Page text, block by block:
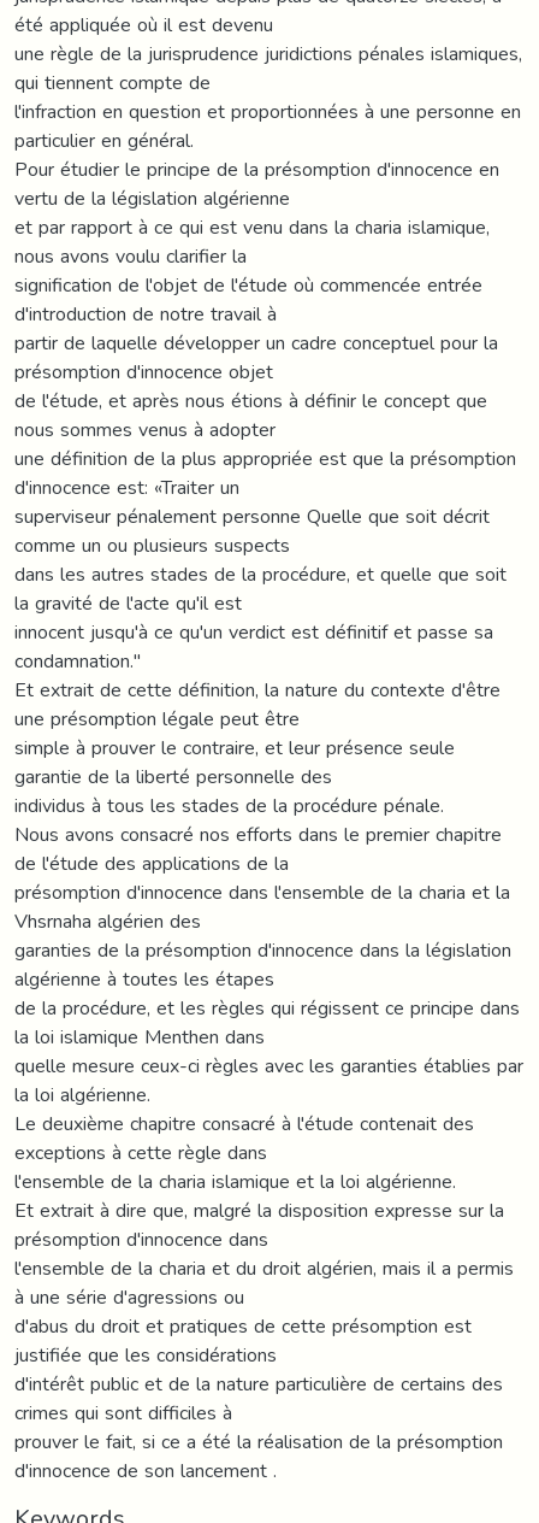
été appliquée où il est devenu
une règle de la jurisprudence juridictions pénales islamiques,
qui tiennent compte de
l'infraction en question et proportionnées à une personne en
particulier en général.
Pour étudier le principe de la présomption d'innocence en
vertu de la législation algérienne
et par rapport à ce qui est venu dans la charia islamique,
nous avons voulu clarifier la
signification de l'objet de l'étude où commencée entrée
d'introduction de notre travail à
partir de laquelle développer un cadre conceptuel pour la
présomption d'innocence objet
de l'étude, et après nous étions à définir le concept que
nous sommes venus à adopter
une définition de la plus appropriée est que la présomption
d'innocence est: «Traiter un
superviseur pénalement personne Quelle que soit décrit
comme un ou plusieurs suspects
dans les autres stades de la procédure, et quelle que soit
la gravité de l'acte qu'il est
innocent jusqu'à ce qu'un verdict est définitif et passe sa
condamnation."
Et extrait de cette définition, la nature du contexte d'être
une présomption légale peut être
simple à prouver le contraire, et leur présence seule
garantie de la liberté personnelle des
individus à tous les stades de la procédure pénale.
Nous avons consacré nos efforts dans le premier chapitre
de l'étude des applications de la
présomption d'innocence dans l'ensemble de la charia et la
Vhsrnaha algérien des
garanties de la présomption d'innocence dans la législation
algérienne à toutes les étapes
de la procédure, et les règles qui régissent ce principe dans
la loi islamique Menthen dans
quelle mesure ceux-ci règles avec les garanties établies par
la loi algérienne.
Le deuxième chapitre consacré à l'étude contenait des
exceptions à cette règle dans
l'ensemble de la charia islamique et la loi algérienne.
Et extrait à dire que, malgré la disposition expresse sur la
présomption d'innocence dans
l'ensemble de la charia et du droit algérien, mais il a permis
à une série d'agressions ou
d'abus du droit et pratiques de cette présomption est
justifiée que les considérations
d'intérêt public et de la nature particulière de certains des
crimes qui sont difficiles à
prouver le fait, si ce a été la réalisation de la présomption
d'innocence de son lancement .